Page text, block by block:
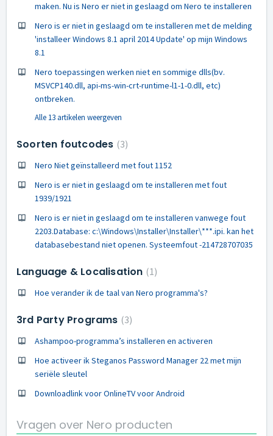
maken. Nu is Nero er niet in geslaagd om Nero te installeren
Nero is er niet in geslaagd om te installeren met de melding
'installeer Windows 8.1 april 2014 Update' op mijn Windows
8.1
Nero toepassingen werken niet en sommige dlls(bv.
MSVCP140.dll, api-ms-win-crt-runtime-l1-1-0.dll, etc)
ontbreken.
Alle 13 artikelen weergeven
Soorten foutcodes 3
Nero Niet geïnstalleerd met fout 1152
Nero is er niet in geslaagd om te installeren met fout
1939/1921
Nero is er niet in geslaagd om te installeren vanwege fout
2203.Database: c:\Windows\Installer\Installer\***.ipi. kan het
databasebestand niet openen. Systeemfout -214728707035
Language & Localisation 1
Hoe verander ik de taal van Nero programma's?
3rd Party Programs 3
Ashampoo-programma’s installeren en activeren
Hoe activeer ik Steganos Password Manager 22 met mijn
seriële sleutel
Downloadlink voor OnlineTV voor Android
Vragen over Nero producten